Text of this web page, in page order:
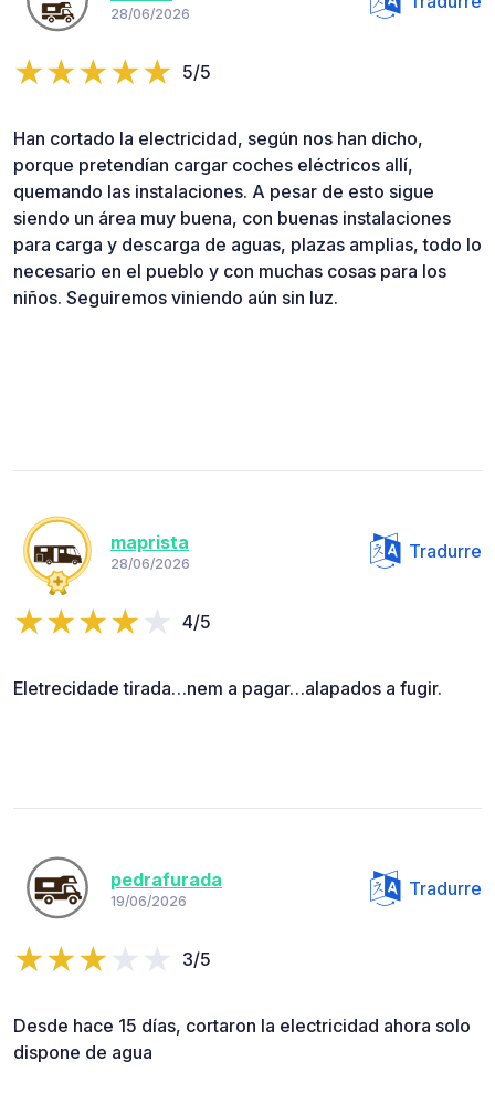
28/06/2026
5/5
Han cortado la electricidad, según nos han dicho,
porque pretendían cargar coches eléctricos allí,
quemando las instalaciones. A pesar de esto sigue
siendo un área muy buena, con buenas instalaciones
para carga y descarga de aguas, plazas amplias, todo lo
necesario en el pueblo y con muchas cosas para los
niños. Seguiremos viniendo aún sin luz.
maprista
28/06/2026
Tradurre
4/5
Eletrecidade tirada…nem a pagar…alapados a fugir.
pedrafurada
19/06/2026
Tradurre
3/5
Desde hace 15 días, cortaron la electricidad ahora solo
dispone de agua